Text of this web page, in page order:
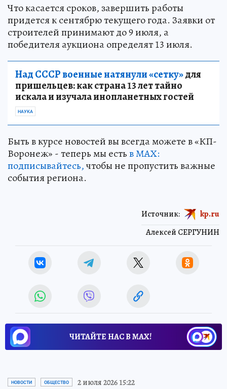
Что касается сроков, завершить работы
придется к сентябрю текущего года. Заявки от
строителей принимают до 9 июля, а
победителя аукциона определят 13 июля.
Над СССР военные натянули «сетку»для
пришельцев: как страна 13 лет тайно
искала и изучала инопланетных гостей
НАУКА
Быть в курсе новостей вы всегда можете в «КП-
Воронеж» - теперь мы естьв МАХ:
подписывайтесь,чтобы не пропустить важные
события региона.
Алексей СЕРГУНИН
Источник: kp.ru
ЧИТАЙТЕ НАС В МАХ!
НОВОСТИ ОБЩЕСТВО 2 июля 2026 15:22